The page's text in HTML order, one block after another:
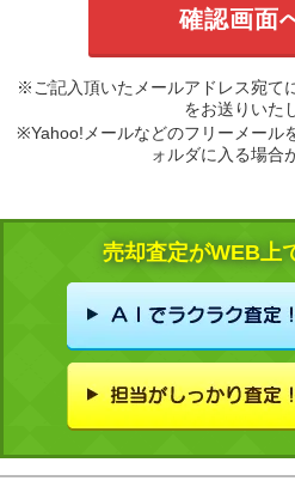
※ご記入頂いたメールアドレス宛て
をお送りいた
※Yahoo!メールなどのフリーメール
ォルダに入る場合
売却査定がWEB上